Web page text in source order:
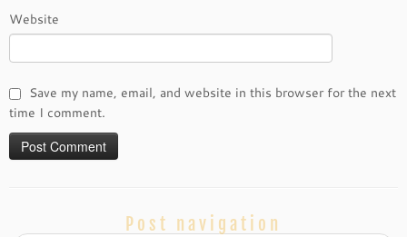
Website
Save my name, email, and website in this browser for the next
time I comment.
Post navigation